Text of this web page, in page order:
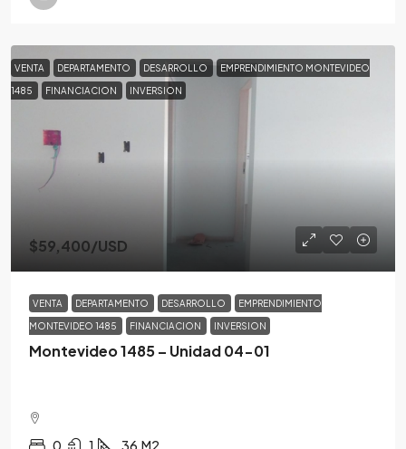
VENTA DEPARTAMENTO DESARROLLO EMPRENDIMIENTO MONTEVIDEO
1485 FINANCIACION INVERSION
$59,400/USD
VENTA DEPARTAMENTO DESARROLLO EMPRENDIMIENTO
MONTEVIDEO 1485 FINANCIACION INVERSION
Montevideo 1485 – Unidad 04-01
0 1 36 M2